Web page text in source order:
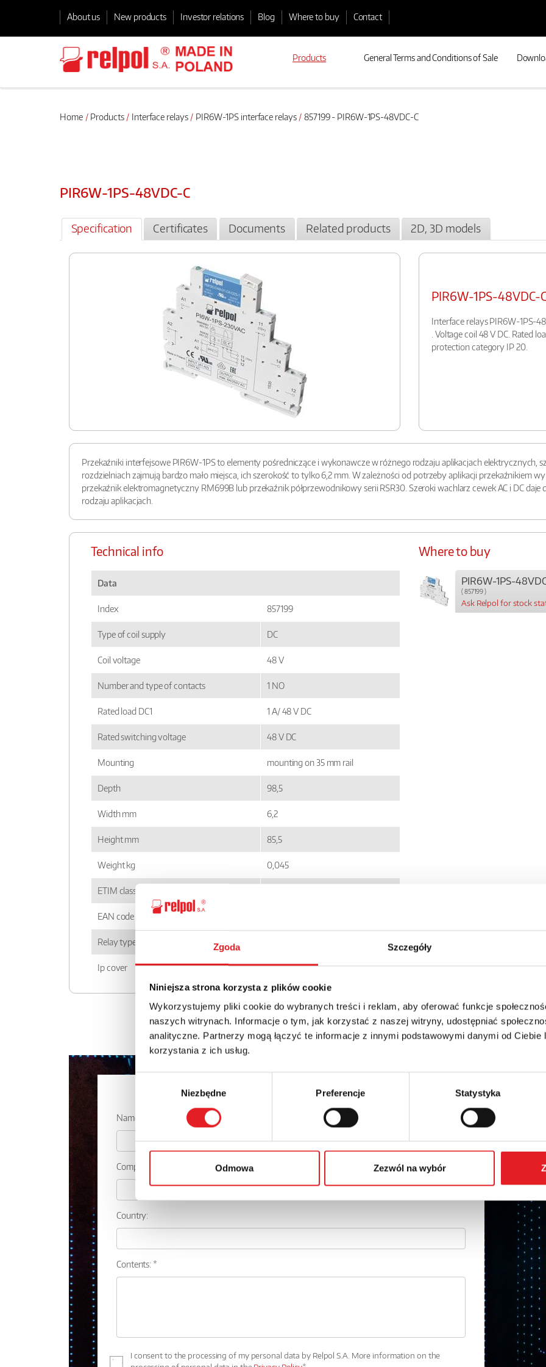
Zgoda Szczegóły
Niniejsza strona korzysta z plików cookie
Wykorzystujemy pliki cookie do wybranych treści i reklam, aby oferować funkcje
naszych witrynach. Informacje o tym, jak korzystać z naszej witryny, udostępniać
analityczne. Partnerzy mogą łączyć te informacje z innymi podstawowymi danymi od
korzystania z ich usług.
Niezbędne Preferencje Statystyka
Odmowa Zezwól na wybór
About us New products Investor relations Blog Where to buy Contact
Products General Terms and Conditions of Sale
Home Products Interface relays PIR6W-1PS interface relays 857199 - PIR6W-1PS-48VDC-C
PIR6W-1PS-48VDC-C
Specification Certificates Documents Related products 2D, 3D models
PIR6W-1PS-48VDC-
Interface relays PIR6W-1PS-
. Voltage coil 48 V DC. Rated
protection category IP 20.
Przekaźniki interfejsowe PIR6W-1PS to elementy pośredniczące i wykonawcze w różnego rodzaju aplikacjach elektrycznych,
rozdzielniach zajmują bardzo mało miejsca, ich szerokość to tylko 6,2 mm. W zależności od potrzeby aplikacji przekaźnikiem
przekaźnik elektromagnetyczny RM699B lub przekaźnik półprzewodnikowy serii RSR30. Szeroki wachlarz cewek AC i DC
rodzaju aplikacjach.
Technical info
Data
Index 857199
Type of coil supply DC
Coil voltage 48 V
Number and type of contacts 1 NO
Rated load DC1 1 A/ 48 V DC
Rated switching voltage 48 V DC
Mounting mounting on 35 mm rail
Depth 98,5
Width mm 6,2
Height mm 85,5
Weight kg 0,045
ETIM class
EAN code
Relay type
Ip cover IP 20
Where to buy
PIR6W-1PS-
( 857199 )
Ask Relpol for stock
Ask for the details of the offer
Name: * Email: *
Company:
Country:
Contents: *
I consent to the processing of my personal data by Relpol S.A. More information on the